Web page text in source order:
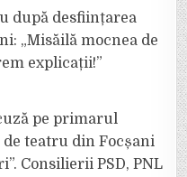
după desființarea
„Misăilă mocnea de
explicații!”
pe primarul
teatru din Focșani
Consilierii PSD, PNL